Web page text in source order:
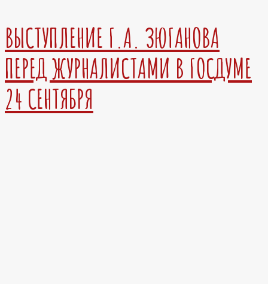
ВЫСТУПЛЕНИЕ Г.А. ЗЮГАНОВА
ПЕРЕД ЖУРНАЛИСТАМИ В ГОСДУМЕ
24 СЕНТЯБРЯ